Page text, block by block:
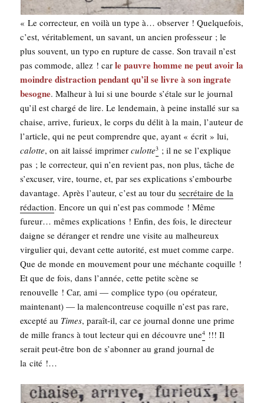
« Le cor­rec­teur, en voi­là un type à… obser­ver ! Quel­que­fois,
c’est, véri­ta­ble­ment, un savant, un ancien pro­fes­seur ; le
plus sou­vent, un typo en rup­ture de casse. Son tra­vail n’est
pas com­mode, allez ! carle pauvre homme ne peut avoir la
moindre dis­trac­tion pen­dant qu’il se livre à son ingrate
besogne. Mal­heur à lui si une bourde s’étale sur le jour­nal
qu’il est char­gé de lire. Le len­de­main, à peine ins­tal­lé sur sa
chaise, arrive, furieux, le corps du délit à la main, l’auteur de
l’article, qui ne peut com­prendre que, ayant « écrit » lui,
calotte, on ait lais­sé impri­merculotte3 ; il ne se l’explique
pas ; le cor­rec­teur, qui n’en revient pas, non plus, tâche de
s’excuser, vire, tourne, et, par ses expli­ca­tions s’embourbe
davan­tage. Après l’auteur, c’est au tour dusecré­taire de la
rédac­tion. Encore un qui n’est pas com­mode ! Même
fureur… mêmes expli­ca­tions ! Enfin, des fois, le direc­teur
daigne se déran­ger et rendre une visite au mal­heu­reux
vir­gu­lier qui, devant cette auto­ri­té, est muet comme carpe.
Que de monde en mou­ve­ment pour une méchante coquille !
Et que de fois, dans l’année, cette petite scène se
renou­velle ! Car, ami — com­plice typo (ou opé­ra­teur,
main­te­nant) — la mal­en­con­treuse coquille n’est pas rare,
excep­té au Times, paraît-il, car ce jour­nal donne une prime
de mille francs à tout lec­teur qui en découvre une4 !!! Il
serait peut-être bon de s’abonner au grand jour­nal de
la cité !…